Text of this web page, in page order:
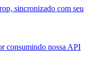
sincronizado com seu
consumindo nossa API